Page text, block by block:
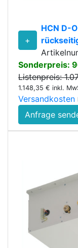
+
HCN D-
Sonderpreis:
Listenpreis:
1.148,35 € inkl.
Versandkosten
Anfrage